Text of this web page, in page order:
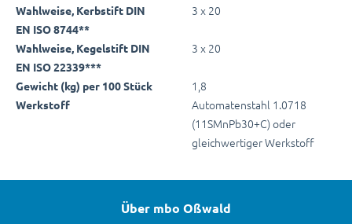
Wahlweise, Kerbstift DIN
EN ISO 8744**
3 x 20
Wahlweise, Kegelstift DIN
EN ISO 22339***
3 x 20
Gewicht (kg) per 100 Stück 1,8
Werkstoff
Automatenstahl 1.0718
(11SMnPb30+C) oder
gleichwertiger Werkstoff
Über mbo Oßwald